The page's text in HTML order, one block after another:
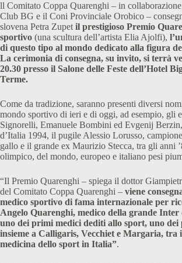
ll Comitato Coppa Quarenghi – in
Club BG e il Coni Provinciale Orobico –
slovena Petra Zupet il prestigioso Premio
sportivo (una scultura dell’artista Elia Ajolfi),
di questo tipo al mondo dedicato alla figura
La cerimonia di consegna, su invito, si terrà
20.30 presso il Salone delle Feste dell’Hotel
Terme.
Come da tradizione, saranno presenti diversi
mondo sportivo di ieri e di oggi, ad esempio, gli
Signorelli, Emanuele Bombini ed Evgenij
d’Italia 1994, il pugile Alessio Lorusso,
gallo e il grande ex Maurizio Stecca, tra gli anni
olimpico, del mondo, europeo e italiano pesi
“Il Premio Quarenghi – spiega il dottor
del Comitato Coppa Quarenghi – viene
medico sportivo di fama internazionale per
Angelo Quarenghi, medico della grande
uno dei primi medici dediti allo sport, uno dei
insieme a Calligaris, Vecchiet e Margaria, tra
medicina dello sport in Italia”.